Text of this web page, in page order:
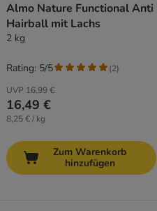
Almo Nature Functional Anti
Hairball mit Lachs
2 kg
UVP 16,99 €
16,49 €
8,25 € / kg
Rating: 5/5 (2)
Zum Warenkorb
hinzufügen